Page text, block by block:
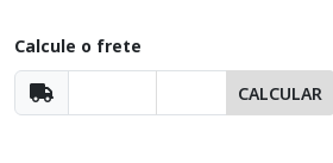
Calcule o frete
CALCULAR